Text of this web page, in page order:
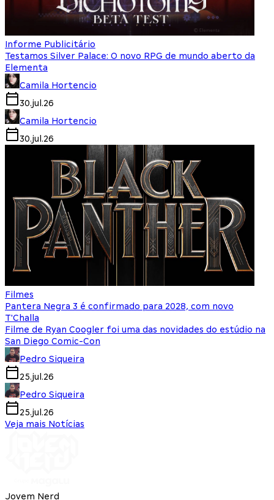
Informe Publicitário
Testamos Silver Palace: O novo RPG de mundo aberto da
Elementa
Camila Hortencio
30.jul.26
Camila Hortencio
30.jul.26
Filmes
Pantera Negra 3 é confirmado para 2028, com novo
T'Challa
Filme de Ryan Coogler foi uma das novidades do estúdio na
San Diego Comic-Con
Pedro Siqueira
25.jul.26
Pedro Siqueira
25.jul.26
Veja mais Notícias
Jovem Nerd